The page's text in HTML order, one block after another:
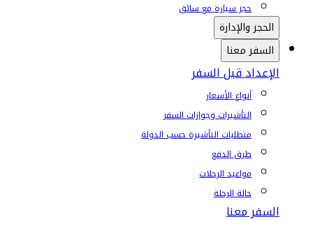
حجز سيارة مع سائق
الحجز والإدارة
السفر معنا
الإعداد قبل السفر
أنواع الأسعار
التأشيرات وجوازات السفر
متطلبات التأشيرة حسب الدولة
طرق الدفع
مواعيد الرحلات
حالة الرحلة
السفر معنا